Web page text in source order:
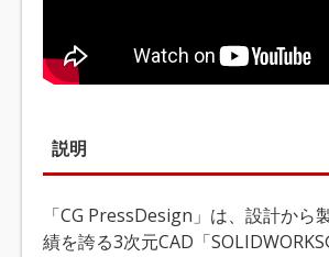
説明
「CG PressDesign」は、設計から
績を誇る3次元CAD「